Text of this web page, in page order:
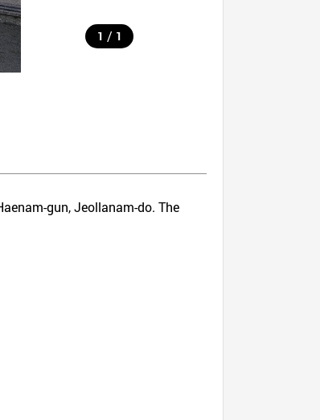
1 / 1
gun, Jeollanam-do. The